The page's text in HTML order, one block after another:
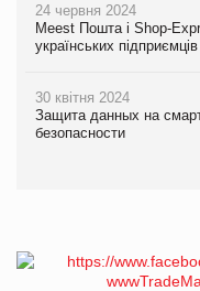
24 червня 2024
Meest Пошта і Shop-
українських підприємців
30 квітня 2024
Защита данных на
безопасности